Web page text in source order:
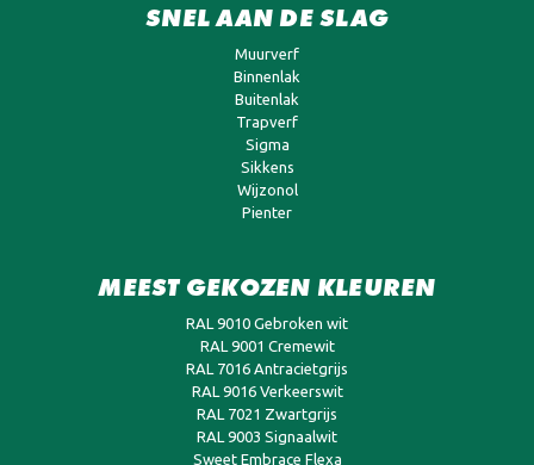
SNEL AAN DE SLAG
Muurverf
Binnenlak
Buitenlak
Trapverf
Sigma
Sikkens
Wijzonol
Pienter
MEEST GEKOZEN KLEUREN
RAL 9010 Gebroken wit
RAL 9001 Cremewit
RAL 7016 Antracietgrijs
RAL 9016 Verkeerswit
RAL 7021 Zwartgrijs
RAL 9003 Signaalwit
Sweet Embrace Flexa